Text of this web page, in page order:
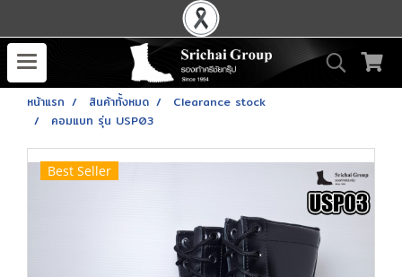
หน้าแรก สินค้าทั้งหมด
Clearance stock
คอมแบท รุ่น USP03
Best Seller